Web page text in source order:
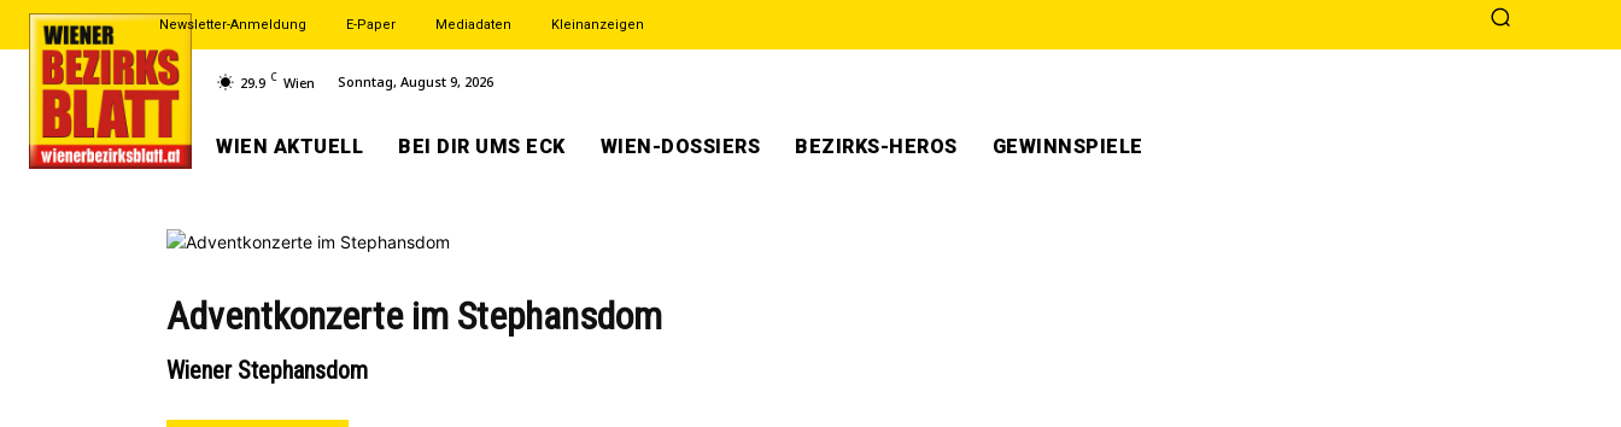
Newsletter-Anmeldung E-Paper Mediadaten Kleinanzeigen
29.9 C Wien Sonntag, August 9, 2026
WIEN AKTUELL BEI DIR UMS ECK WIEN-DOSSIERS BEZIRKS-HEROS GEWINNSPIELE
Adventkonzerte im Stephansdom
Wiener Stephansdom